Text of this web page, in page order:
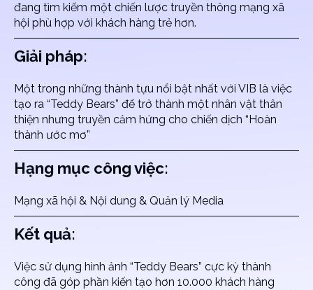
đang tìm kiếm một chiến lược truyền thông mạng xã
hội phù hợp với khách hàng trẻ hơn.
Giải pháp:
Một trong những thành tựu nổi bật nhất với VIB là việc
tạo ra “Teddy Bears” để trở thành một nhân vật thân
thiện nhưng truyền cảm hứng cho chiến dịch “Hoàn
thành ước mơ”
Hạng mục công việc:
Mạng xã hội & Nội dung & Quản lý Media
Kết quả:
Việc sử dụng hình ảnh “Teddy Bears” cực kỳ thành
công đã góp phần kiến tạo hơn 10.000 khách hàng